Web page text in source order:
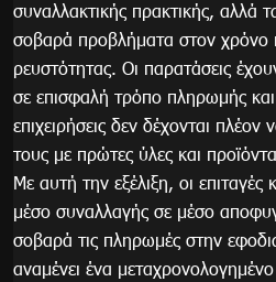
συναλλακτικής πρακτικής, αλλά
σοβαρά προβλήματα στον χρόνο
ρευστότητας. Οι παρατάσεις
σε επισφαλή τρόπο πληρωμής
επιχειρήσεις δεν δέχονται
τους με πρώτες ύλες και
Με αυτή την εξέλιξη, οι επιταγές
μέσο συναλλαγής σε μέσο
σοβαρά τις πληρωμές στην
αναμένει ένα